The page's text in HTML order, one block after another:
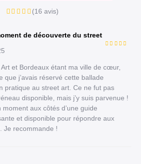
(16 avis)
de découverte du street
et Bordeaux étant ma ville de cœur,
que j’avais réservé cette ballade
pratique au street art. Ce ne fut pas
disponible, mais j’y suis parvenue !
moment aux côtés d’une guide
et disponible pour répondre aux
Je recommande !